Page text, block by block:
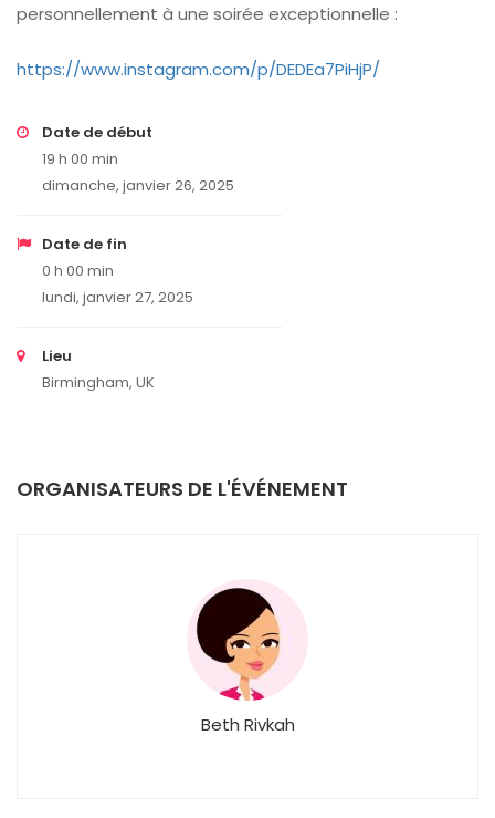
personnellement à une soirée exceptionnelle :
https://www.instagram.com/p/DEDEa7PiHjP/
Date de début
19 h 00 min
dimanche, janvier 26, 2025
Date de fin
0 h 00 min
lundi, janvier 27, 2025
Lieu
Birmingham, UK
ORGANISATEURS DE L'ÉVÉNEMENT
Beth Rivkah